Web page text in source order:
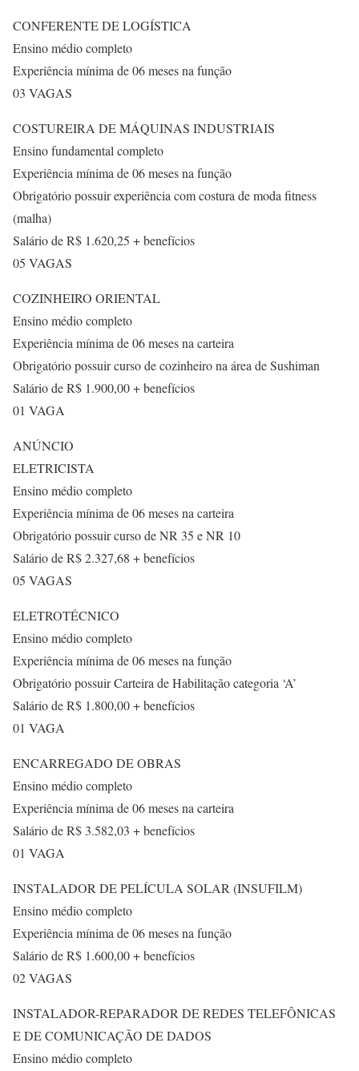
CONFERENTE DE LOGÍSTICA
Ensino médio completo
Experiência mínima de 06 meses na função
03 VAGAS
COSTUREIRA DE MÁQUINAS INDUSTRIAIS
Ensino fundamental completo
Experiência mínima de 06 meses na função
Obrigatório possuir experiência com costura de moda fitness
(malha)
Salário de R$ 1.620,25 + benefícios
05 VAGAS
COZINHEIRO ORIENTAL
Ensino médio completo
Experiência mínima de 06 meses na carteira
Obrigatório possuir curso de cozinheiro na área de Sushiman
Salário de R$ 1.900,00 + benefícios
01 VAGA
ANÚNCIO
ELETRICISTA
Ensino médio completo
Experiência mínima de 06 meses na carteira
Obrigatório possuir curso de NR 35 e NR 10
Salário de R$ 2.327,68 + benefícios
05 VAGAS
ELETROTÉCNICO
Ensino médio completo
Experiência mínima de 06 meses na função
Obrigatório possuir Carteira de Habilitação categoria ‘A’
Salário de R$ 1.800,00 + benefícios
01 VAGA
ENCARREGADO DE OBRAS
Ensino médio completo
Experiência mínima de 06 meses na carteira
Salário de R$ 3.582,03 + benefícios
01 VAGA
INSTALADOR DE PELÍCULA SOLAR (INSUFILM)
Ensino médio completo
Experiência mínima de 06 meses na função
Salário de R$ 1.600,00 + benefícios
02 VAGAS
INSTALADOR-REPARADOR DE REDES TELEFÔNICAS
E DE COMUNICAÇÃO DE DADOS
Ensino médio completo